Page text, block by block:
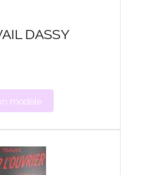
DASSY
modèle